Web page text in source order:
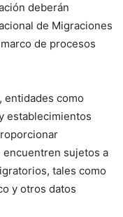
deberán
de Migraciones
de procesos
entidades como
establecimientos
sujetos a
tales como
y otros datos